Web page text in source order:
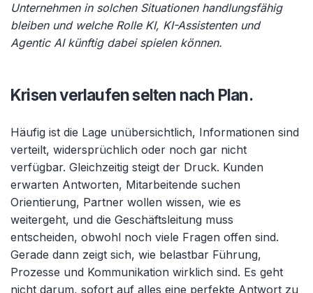
Unternehmen in solchen Situationen handlungsfähig
bleiben und welche Rolle KI, KI-Assistenten und
Agentic AI künftig dabei spielen können.
Krisen verlaufen selten nach Plan.
Häufig ist die Lage unübersichtlich, Informationen sind
verteilt, widersprüchlich oder noch gar nicht
verfügbar. Gleichzeitig steigt der Druck. Kunden
erwarten Antworten, Mitarbeitende suchen
Orientierung, Partner wollen wissen, wie es
weitergeht, und die Geschäftsleitung muss
entscheiden, obwohl noch viele Fragen offen sind.
Gerade dann zeigt sich, wie belastbar Führung,
Prozesse und Kommunikation wirklich sind. Es geht
nicht darum, sofort auf alles eine perfekte Antwort zu